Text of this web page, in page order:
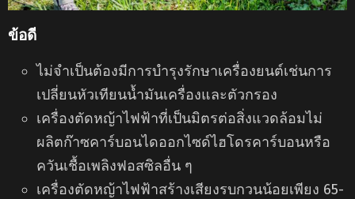
ข้อดี
ไม่จำเป็นต้องมีการบำรุงรักษาเครื่องยนต์เช่นการ
เปลี่ยนหัวเทียนน้ำมันเครื่องและตัวกรอง
เครื่องตัดหญ้าไฟฟ้าที่เป็นมิตรต่อสิ่งแวดล้อมไม่
ผลิตก๊าซคาร์บอนไดออกไซด์ไฮโดรคาร์บอนหรือ
ควันเชื้อเพลิงฟอสซิลอื่น ๆ
เครื่องตัดหญ้าไฟฟ้าสร้างเสียงรบกวนน้อยเพียง 65-